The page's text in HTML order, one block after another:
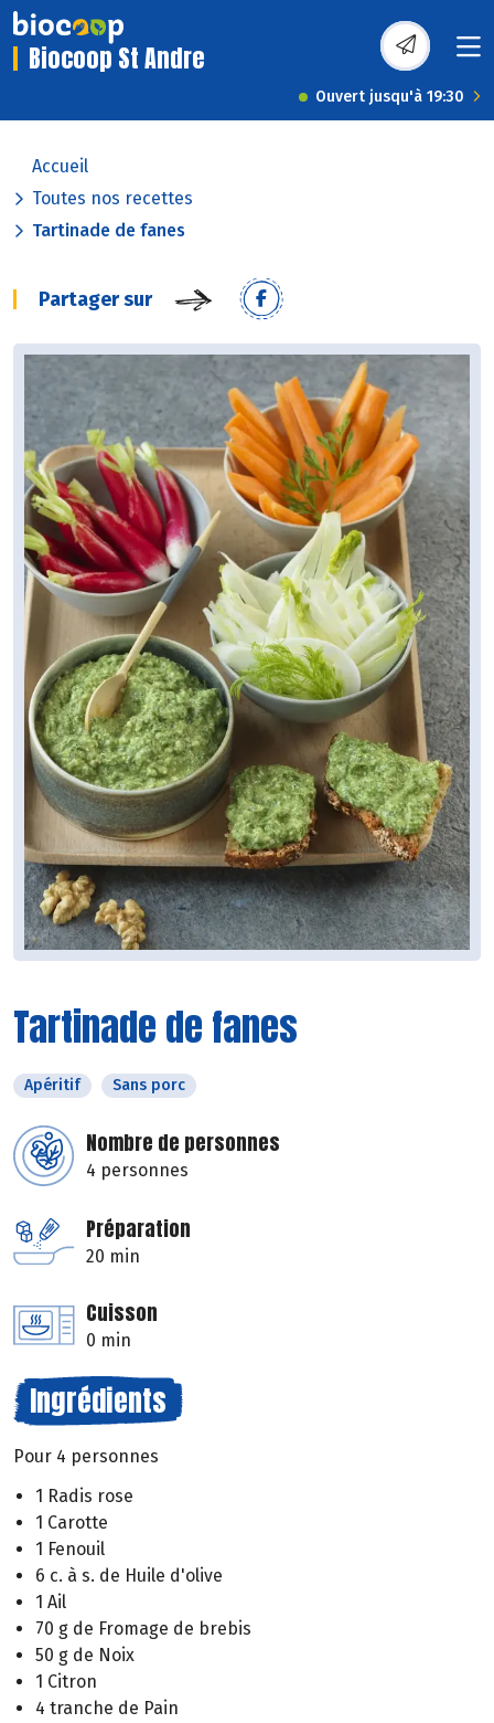
Biocoop St Andre
Ouvert jusqu'à 19:30
Accueil
Toutes nos recettes
Tartinade de fanes
Partager sur
Tartinade de fanes
Apéritif Sans porc
Nombre de personnes
4 personnes
Préparation
20 min
Cuisson
0 min
Ingrédients
Pour 4 personnes
1 Radis rose
1 Carotte
1 Fenouil
6 c. à s. de Huile d'olive
1 Ail
70 g de Fromage de brebis
50 g de Noix
1 Citron
4 tranche de Pain